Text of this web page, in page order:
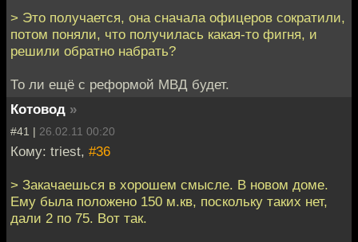
> Это получается, она сначала офицеров сократили,
потом поняли, что получилась какая-то фигня, и
решили обратно набрать?
То ли ещё с реформой МВД будет.
Котовод »
#41 | 26.02.11 00:20
Кому: triest, #36
> Закачаешься в хорошем смысле. В новом доме.
Ему была положено 150 м.кв, поскольку таких нет,
дали 2 по 75. Вот так.